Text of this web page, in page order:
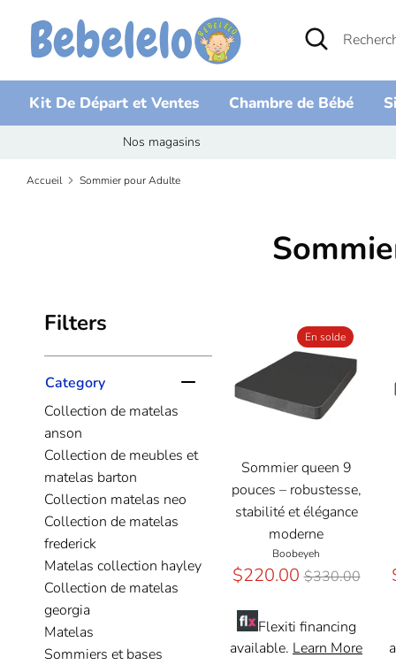
contenu
Recherche
Rechercher
dans
boutique
Kit De Départ et Ventes Chambre de Bébé
Nos magasins
Accueil Sommier pour Adulte
Filters
Category
Collection de matelas
anson
Collection de meubles et
matelas barton
Collection matelas neo
Collection de matelas
frederick
Matelas collection hayley
Collection de matelas
georgia
Matelas
Sommiers et bases
Sommier queen 9
pouces – robustesse,
stabilité et élégance
moderne
Boobeyeh
$220.00Prix
$330.00
En solde
Flexiti financing
available. Learn More